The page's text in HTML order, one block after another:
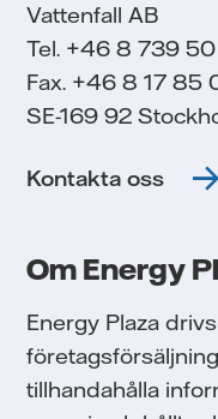
Vattenfall AB
Tel. +46 8 739
Fax. +46 8 17 85
SE-169 92
Kontakta oss
Om Energy
Energy Plaza
tillhandahålla